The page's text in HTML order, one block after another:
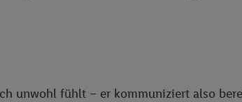
unwohl fühlt – er kommuniziert also